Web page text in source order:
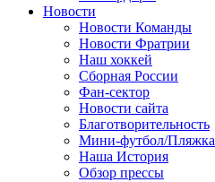
Новости
Новости Команды
Новости Фратрии
Наш хоккей
Сборная России
Фан-cектор
Новости сайта
Благотворительность
Мини-футбол/Пляжка
Наша История
Обзор прессы